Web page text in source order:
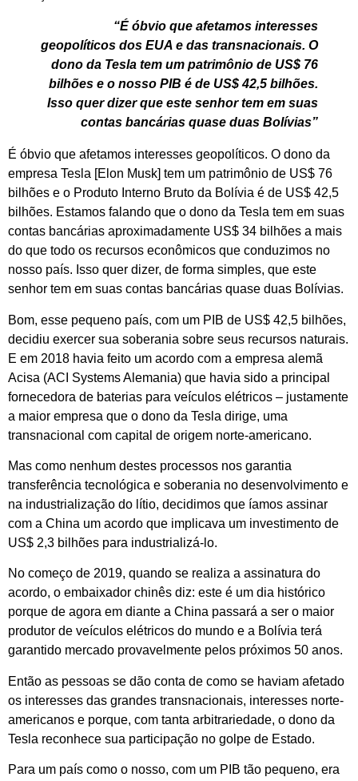
“É óbvio que afetamos interesses
geopolíticos dos EUA e das transnacionais. O
dono da Tesla tem um patrimônio de US$ 76
bilhões e o nosso PIB é de US$ 42,5 bilhões.
Isso quer dizer que este senhor tem em suas
contas bancárias quase duas Bolívias”
É óbvio que afetamos interesses geopolíticos. O dono da
empresa Tesla [Elon Musk] tem um patrimônio de US$ 76
bilhões e o Produto Interno Bruto da Bolívia é de US$ 42,5
bilhões. Estamos falando que o dono da Tesla tem em suas
contas bancárias aproximadamente US$ 34 bilhões a mais
do que todo os recursos econômicos que conduzimos no
nosso país. Isso quer dizer, de forma simples, que este
senhor tem em suas contas bancárias quase duas Bolívias.
Bom, esse pequeno país, com um PIB de US$ 42,5 bilhões,
decidiu exercer sua soberania sobre seus recursos naturais.
E em 2018 havia feito um acordo com a empresa alemã
Acisa (ACI Systems Alemania) que havia sido a principal
fornecedora de baterias para veículos elétricos – justamente
a maior empresa que o dono da Tesla dirige, uma
transnacional com capital de origem norte-americano.
Mas como nenhum destes processos nos garantia
transferência tecnológica e soberania no desenvolvimento e
na industrialização do lítio, decidimos que íamos assinar
com a China um acordo que implicava um investimento de
US$ 2,3 bilhões para industrializá-lo.
No começo de 2019, quando se realiza a assinatura do
acordo, o embaixador chinês diz: este é um dia histórico
porque de agora em diante a China passará a ser o maior
produtor de veículos elétricos do mundo e a Bolívia terá
garantido mercado provavelmente pelos próximos 50 anos.
Então as pessoas se dão conta de como se haviam afetado
os interesses das grandes transnacionais, interesses norte-
americanos e porque, com tanta arbitrariedade, o dono da
Tesla reconhece sua participação no golpe de Estado.
Para um país como o nosso, com um PIB tão pequeno, era